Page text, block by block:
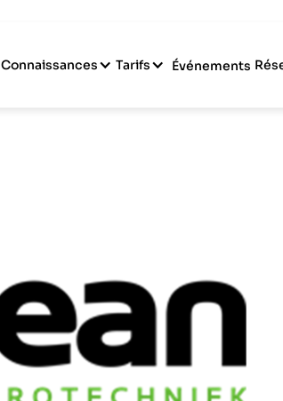
Connaissances Tarifs Événements